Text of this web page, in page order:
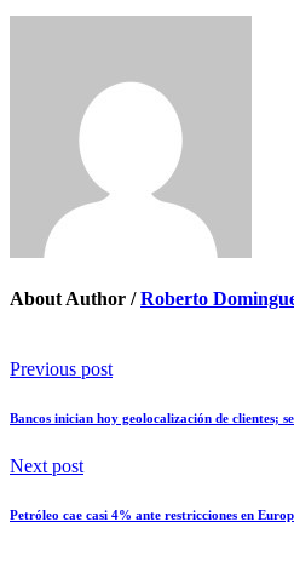
About Author /Roberto
Previous post
Bancos inician hoy geolocalización de clientes;
Next post
Petróleo cae casi 4% ante restricciones en